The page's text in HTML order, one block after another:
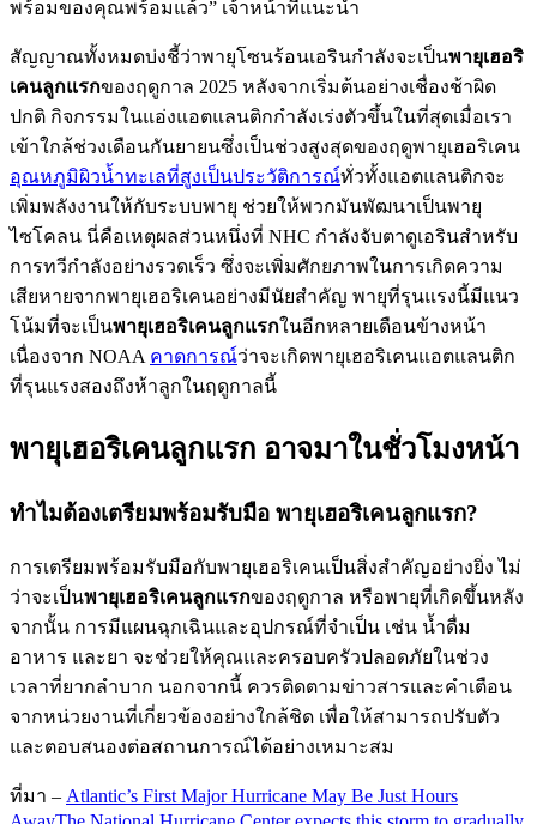
พร้อมของคุณพร้อมแล้ว” เจ้าหน้าที่แนะนำ
สัญญาณทั้งหมดบ่งชี้ว่าพายุโซนร้อนเอรินกำลังจะเป็นพายุเฮอริ
เคนลูกแรกของฤดูกาล 2025 หลังจากเริ่มต้นอย่างเชื่องช้าผิด
ปกติ กิจกรรมในแอ่งแอตแลนติกกำลังเร่งตัวขึ้นในที่สุดเมื่อเรา
เข้าใกล้ช่วงเดือนกันยายนซึ่งเป็นช่วงสูงสุดของฤดูพายุเฮอริเคน
อุณหภูมิผิวน้ำทะเลที่สูงเป็นประวัติการณ์ทั่วทั้งแอตแลนติกจะ
เพิ่มพลังงานให้กับระบบพายุ ช่วยให้พวกมันพัฒนาเป็นพายุ
ไซโคลน นี่คือเหตุผลส่วนหนึ่งที่ NHC กำลังจับตาดูเอรินสำหรับ
การทวีกำลังอย่างรวดเร็ว ซึ่งจะเพิ่มศักยภาพในการเกิดความ
เสียหายจากพายุเฮอริเคนอย่างมีนัยสำคัญ พายุที่รุนแรงนี้มีแนว
โน้มที่จะเป็นพายุเฮอริเคนลูกแรกในอีกหลายเดือนข้างหน้า
เนื่องจาก NOAA คาดการณ์ว่าจะเกิดพายุเฮอริเคนแอตแลนติก
ที่รุนแรงสองถึงห้าลูกในฤดูกาลนี้
พายุเฮอริเคนลูกแรก อาจมาในชั่วโมงหน้า
ทำไมต้องเตรียมพร้อมรับมือ พายุเฮอริเคนลูกแรก?
การเตรียมพร้อมรับมือกับพายุเฮอริเคนเป็นสิ่งสำคัญอย่างยิ่ง ไม่
ว่าจะเป็นพายุเฮอริเคนลูกแรกของฤดูกาล หรือพายุที่เกิดขึ้นหลัง
จากนั้น การมีแผนฉุกเฉินและอุปกรณ์ที่จำเป็น เช่น น้ำดื่ม
อาหาร และยา จะช่วยให้คุณและครอบครัวปลอดภัยในช่วง
เวลาที่ยากลำบาก นอกจากนี้ ควรติดตามข่าวสารและคำเตือน
จากหน่วยงานที่เกี่ยวข้องอย่างใกล้ชิด เพื่อให้สามารถปรับตัว
และตอบสนองต่อสถานการณ์ได้อย่างเหมาะสม
ที่มา – Atlantic’s First Major Hurricane May Be Just Hours